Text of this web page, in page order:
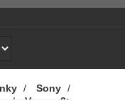
/ Sony /
/
Venom 2: